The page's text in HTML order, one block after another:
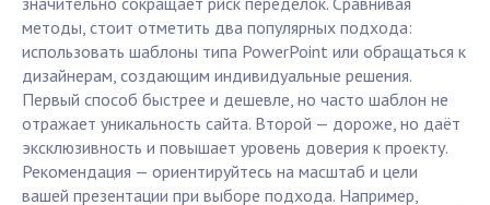
методы, стоит отметить два популярных подхода:
использовать шаблоны типа PowerPoint или обращаться к
дизайнерам, создающим индивидуальные решения.
Первый способ быстрее и дешевле, но часто шаблон не
отражает уникальность сайта. Второй — дороже, но даёт
эксклюзивность и повышает уровень доверия к проекту.
Рекомендация — ориентируйтесь на масштаб и цели
вашей презентации при выборе подхода. Например,